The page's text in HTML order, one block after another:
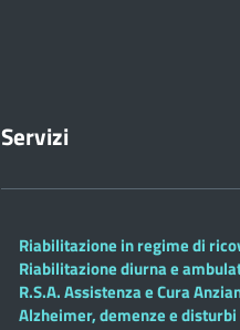
Servizi
Riabilitazione in regime di
Riabilitazione diurna e
R.S.A. Assistenza e Cura
Alzheimer, demenze e